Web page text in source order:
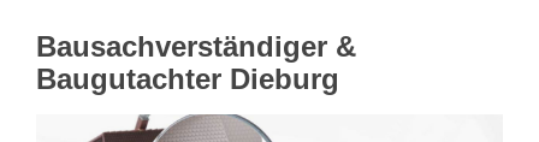
Bausachverständiger &
Baugutachter Dieburg